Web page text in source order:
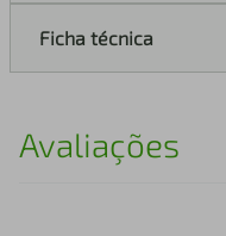
Ficha técnica
Avaliações